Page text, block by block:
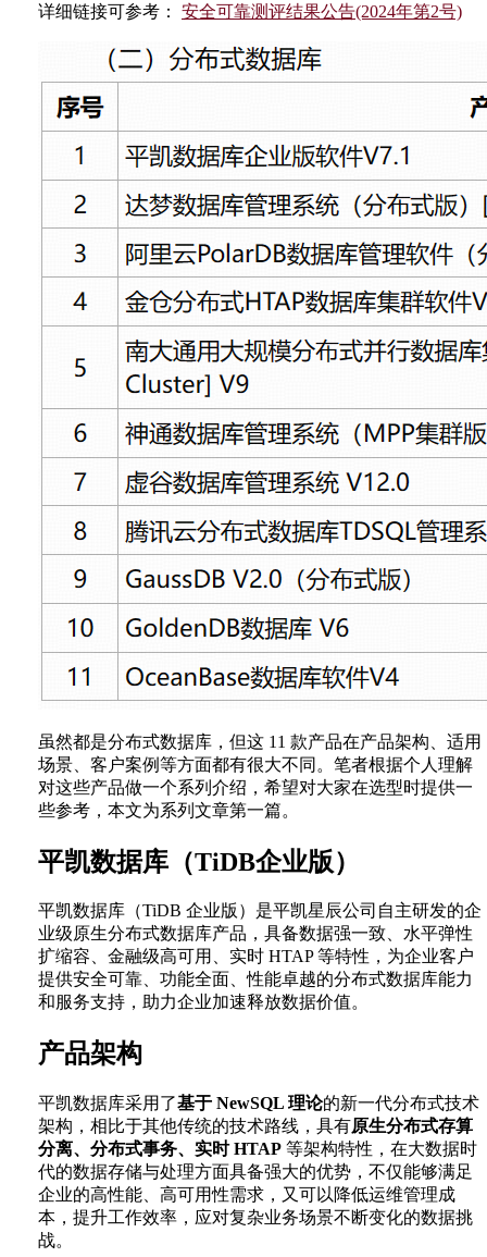
详细链接可参考： 安全可靠测评结果公告(2024年第2号)
虽然都是分布式数据库，但这 11 款产品在产品架构、适用
场景、客户案例等方面都有很大不同。笔者根据个人理解
对这些产品做一个系列介绍，希望对大家在选型时提供一
些参考，本文为系列文章第一篇。
平凯数据库（TiDB企业版）
平凯数据库（TiDB 企业版）是平凯星辰公司自主研发的企
业级原生分布式数据库产品，具备数据强一致、水平弹性
扩缩容、金融级高可用、实时 HTAP 等特性，为企业客户
提供安全可靠、功能全面、性能卓越的分布式数据库能力
和服务支持，助力企业加速释放数据价值。
产品架构
平凯数据库采用了基于 NewSQL 理论的新一代分布式技术
架构，相比于其他传统的技术路线，具有原生分布式存算
分离、分布式事务、实时 HTAP 等架构特性，在大数据时
代的数据存储与处理方面具备强大的优势，不仅能够满足
企业的高性能、高可用性需求，又可以降低运维管理成
本，提升工作效率，应对复杂业务场景不断变化的数据挑
战。